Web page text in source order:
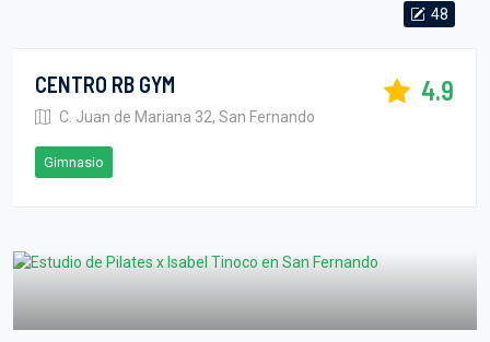
48
CENTRO RB GYM
C. Juan de Mariana 32, San Fernando
4.9
Gimnasio